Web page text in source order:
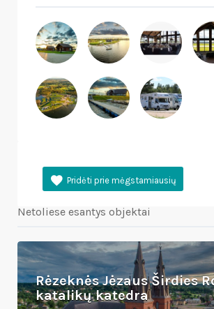
Netoliese esantys objektai
Rėzeknės Jėzaus Širdies
katalikų katedra